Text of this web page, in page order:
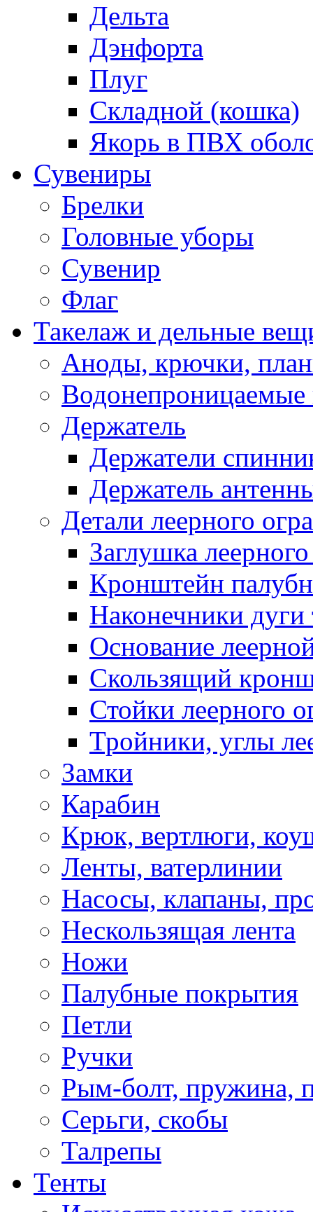
Дельта
Дэнфорта
Плуг
Складной (кошка)
Якорь в ПВХ
Сувениры
Брелки
Головные уборы
Сувенир
Флаг
Такелаж и дельные
Аноды, крючки,
Водонепроницаемые
Держатель
Держатели
Держатель
Детали леерного
Заглушка
Кронштейн
Наконечники дуги
Основание
Скользящий
Стойки леерного
Тройники, углы
Замки
Карабин
Крюк, вертлюги,
Ленты, ватерлинии
Насосы, клапаны,
Нескользящая лента
Ножи
Палубные покрытия
Петли
Ручки
Рым-болт, пружина,
Серьги, скобы
Талрепы
Тенты